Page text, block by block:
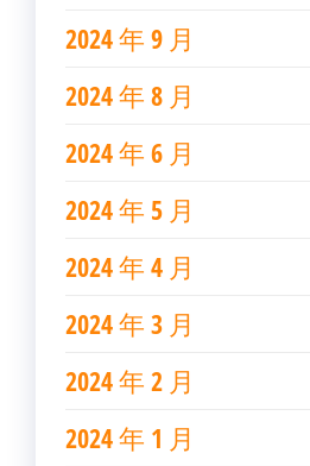
2024 年 9 月
2024 年 8 月
2024 年 6 月
2024 年 5 月
2024 年 4 月
2024 年 3 月
2024 年 2 月
2024 年 1 月